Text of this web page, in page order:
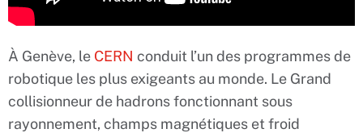
À Genève, le CERN conduit l’un des programmes de
robotique les plus exigeants au monde. Le Grand
collisionneur de hadrons fonctionnant sous
rayonnement, champs magnétiques et froid